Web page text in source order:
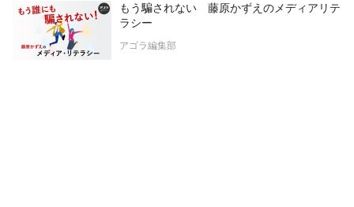
もう騙されない 藤原かずえのメディアリテ
ラシー
アゴラ編集部